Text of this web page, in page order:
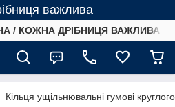
важлива
/ КОЖНА ДРІБНИЦЯ ВАЖЛИВА /
Кільця ущільнювальні гумові